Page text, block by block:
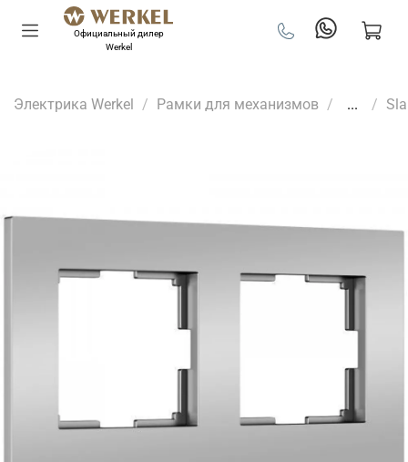
Официальный дилер
Werkel
Электрика Werkel Рамки для механизмов ...